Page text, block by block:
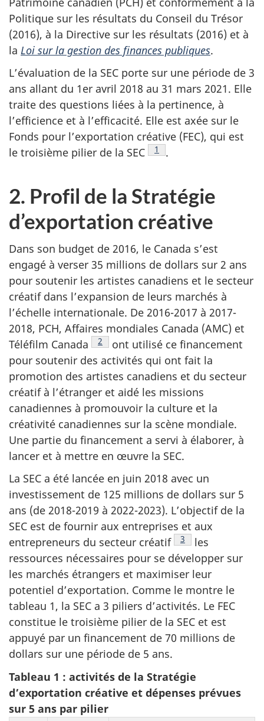
Politique sur les résultats du Conseil du Trésor
(2016), à la Directive sur les résultats (2016) et à
la Loi sur la gestion des finances publiques.
L’évaluation de la SEC porte sur une période de 3
ans allant du 1er avril 2018 au 31 mars 2021. Elle
traite des questions liées à la pertinence, à
l’efficience et à l’efficacité. Elle est axée sur le
Fonds pour l’exportation créative (FEC), qui est
le troisième pilier de la SEC
Note de bas de page
1 .
2. Profil de la Stratégie
d’exportation créative
Dans son budget de 2016, le Canada s’est
engagé à verser 35 millions de dollars sur 2 ans
pour soutenir les artistes canadiens et le secteur
créatif dans l’expansion de leurs marchés à
l’échelle internationale. De 2016-2017 à 2017-
2018, PCH, Affaires mondiales Canada (AMC) et
Téléfilm Canada
Note de bas de page
2
ont utilisé ce financement
pour soutenir des activités qui ont fait la
promotion des artistes canadiens et du secteur
créatif à l’étranger et aidé les missions
canadiennes à promouvoir la culture et la
créativité canadiennes sur la scène mondiale.
Une partie du financement a servi à élaborer, à
lancer et à mettre en œuvre la SEC.
La SEC a été lancée en juin 2018 avec un
investissement de 125 millions de dollars sur 5
ans (de 2018-2019 à 2022-2023). L’objectif de la
SEC est de fournir aux entreprises et aux
entrepreneurs du secteur créatif
Note de bas de page
3
les
ressources nécessaires pour se développer sur
les marchés étrangers et maximiser leur
potentiel d’exportation. Comme le montre le
tableau 1, la SEC a 3 piliers d’activités. Le FEC
constitue le troisième pilier de la SEC et est
appuyé par un financement de 70 millions de
dollars sur une période de 5 ans.
Tableau 1 : activités de la Stratégie
d’exportation créative et dépenses prévues
sur 5 ans par pilier